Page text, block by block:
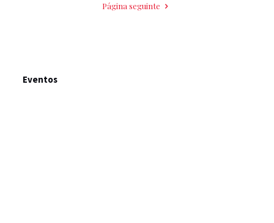
Página seguinte
Eventos